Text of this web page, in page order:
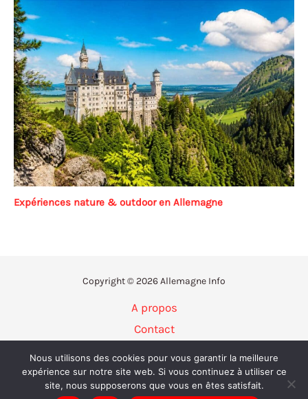
Expériences nature & outdoor en Allemagne
Copyright © 2026 Allemagne Info
A propos
Contact
Mentions légales
Plan du site
Nous utilisons des cookies pour vous garantir la meilleure
expérience sur notre site web. Si vous continuez à utiliser ce
site, nous supposerons que vous en êtes satisfait.